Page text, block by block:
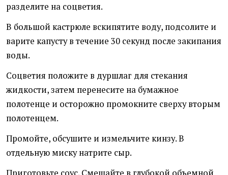
разделите на соцветия.
В большой кастрюле вскипятите воду, подсолите и
варите капусту в течение 30 секунд после закипания
воды.
Соцветия положите в дуршлаг для стекания
жидкости, затем перенесите на бумажное
полотенце и осторожно промокните сверху вторым
полотенцем.
Промойте, обсушите и измельчите кинзу. В
отдельную миску натрите сыр.